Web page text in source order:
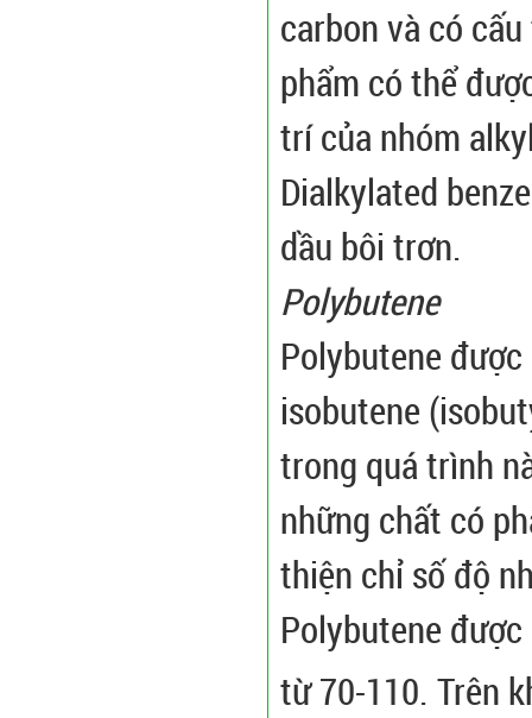
carbon và có
phẩm có thể
trí của nhóm
Dialkylated
dầu bôi trơn.
Polybutene
Polybutene
isobutene
trong quá trình
những chất có
thiện chỉ số độ
Polybutene
từ 70-110. Trên